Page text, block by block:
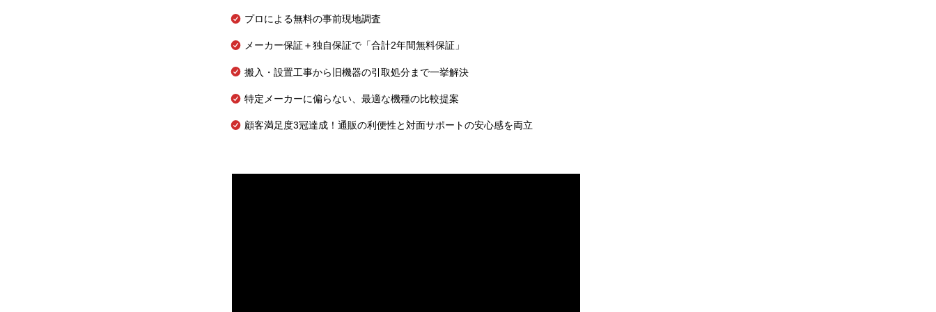
プロによる無料の事前現地調査
メーカー保証＋独自保証で「合計2年間無料保証」
搬入・設置工事から旧機器の引取処分まで一挙解決
特定メーカーに偏らない、最適な機種の比較提案
顧客満足度3冠達成！通販の利便性と対面サポートの安心感を両立